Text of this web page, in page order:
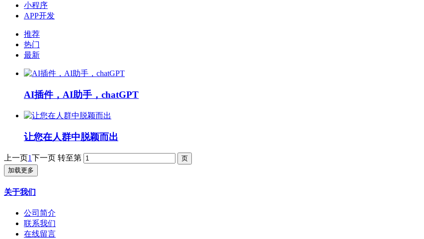
小程序
APP开发
推荐
热门
最新
AI插件，AI助手，chatGPT
让您在人群中脱颖而出
上一页1下一页 转至第
加载更多
关于我们
公司简介
联系我们
在线留言